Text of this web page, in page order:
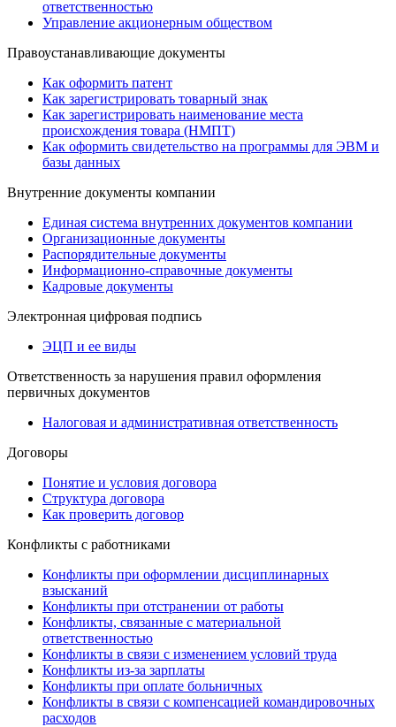
ответственностью
Управление акционерным обществом
Правоустанавливающие документы
Как оформить патент
Как зарегистрировать товарный знак
Как зарегистрировать наименование места
происхождения товара (НМПТ)
Как оформить свидетельство на программы для ЭВМ и
базы данных
Внутренние документы компании
Единая система внутренних документов компании
Организационные документы
Распорядительные документы
Информационно-справочные документы
Кадровые документы
Электронная цифровая подпись
ЭЦП и ее виды
Ответственность за нарушения правил оформления
первичных документов
Налоговая и административная ответственность
Договоры
Понятие и условия договора
Структура договора
Как проверить договор
Конфликты с работниками
Конфликты при оформлении дисциплинарных
взысканий
Конфликты при отстранении от работы
Конфликты, связанные с материальной
ответственностью
Конфликты в связи с изменением условий труда
Конфликты из-за зарплаты
Конфликты при оплате больничных
Конфликты в связи с компенсацией командировочных
расходов